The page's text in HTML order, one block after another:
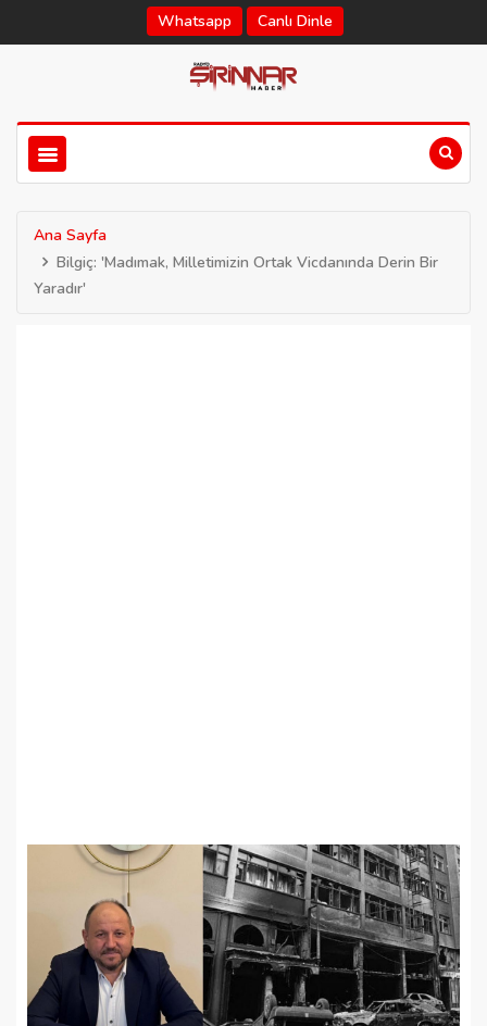
Whatsapp Canlı Dinle
Ana Sayfa
Bilgiç: 'Madımak, Milletimizin Ortak Vicdanında Derin Bir
Yaradır'